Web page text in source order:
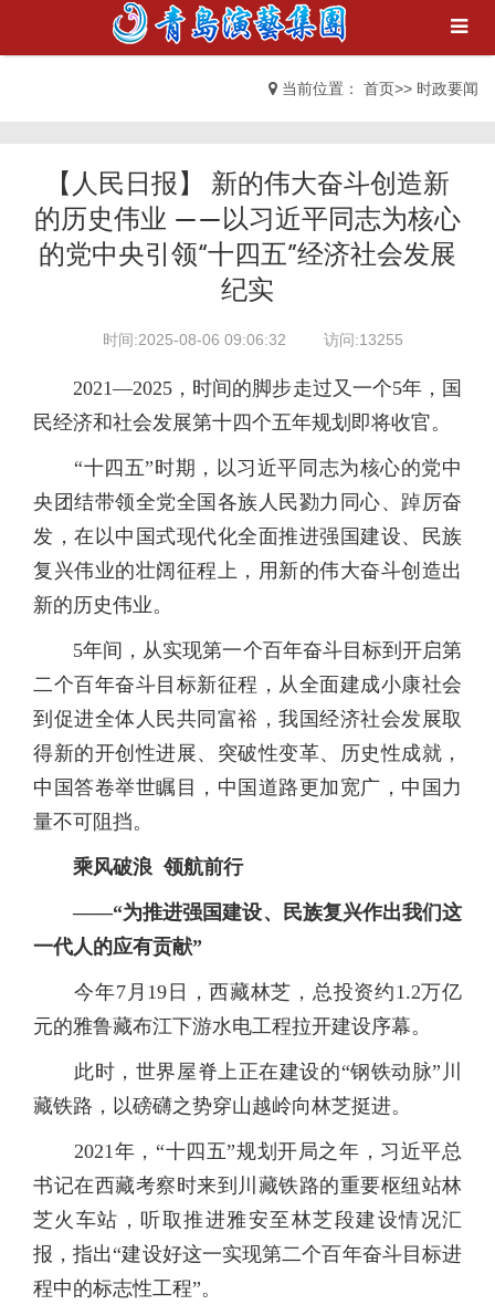
当前位置： 首页>> 时政要闻
【人民日报】 新的伟大奋斗创造新
的历史伟业 ——以习近平同志为核心
的党中央引领“十四五”经济社会发展
纪实
时间:2025-08-06 09:06:32 访问:13255
2021—2025，时间的脚步走过又一个5年，国
民经济和社会发展第十四个五年规划即将收官。
“十四五”时期，以习近平同志为核心的党中
央团结带领全党全国各族人民勠力同心、踔厉奋
发，在以中国式现代化全面推进强国建设、民族
复兴伟业的壮阔征程上，用新的伟大奋斗创造出
新的历史伟业。
5年间，从实现第一个百年奋斗目标到开启第
二个百年奋斗目标新征程，从全面建成小康社会
到促进全体人民共同富裕，我国经济社会发展取
得新的开创性进展、突破性变革、历史性成就，
中国答卷举世瞩目，中国道路更加宽广，中国力
量不可阻挡。
乘风破浪 领航前行
——“为推进强国建设、民族复兴作出我们这
一代人的应有贡献”
今年7月19日，西藏林芝，总投资约1.2万亿
元的雅鲁藏布江下游水电工程拉开建设序幕。
此时，世界屋脊上正在建设的“钢铁动脉”川
藏铁路，以磅礴之势穿山越岭向林芝挺进。
2021年，“十四五”规划开局之年，习近平总
书记在西藏考察时来到川藏铁路的重要枢纽站林
芝火车站，听取推进雅安至林芝段建设情况汇
报，指出“建设好这一实现第二个百年奋斗目标进
程中的标志性工程”。